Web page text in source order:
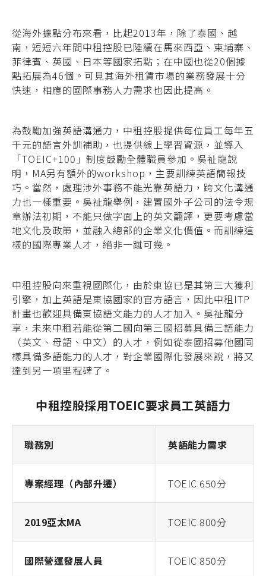
從海外據點分布來看，比起2013年，除了泰國、越
南，短短六年間中租控股已陸續在馬來西亞、柬埔寨、
菲律賓、英國、日本等國家拓點；在中國也從20個據
點拓展為46個。可見其海外租賃市場的業務發展十分
快速，相應的國際事務人力需求也因此提高。
為鼓勵加強英語溝通力，中租控股提供每位員工每年五
千元的語言外訓補助，也提供線上學習資源，並導入
「TOEIC+100」制度鼓勵全體職員參加。吳祉龍說
明，MA另有額外的workshop，主要訓練英語簡報技
巧。當然，處理涉外事務不能光靠英語力，跨文化溝通
力也一樣重要。吳祉龍舉例，建置國外子公司的法令規
章辦法初期，不能只做字面上的英文翻譯，更要考慮當
地文化及政策，並融入總部的企業文化價值。而訓練這
樣的國際專業人才，絕非一蹴可幾。
中租控股向來重視國際化，由於東協已是其第三大獲利
引擎，加上英語是東協國家的官方語言，因此中租ITP
計畫也歡迎具備東協語文能力的人才加入。吳祉龍分
享，未來中租若能從第二國向第三國招募具備三語能力
（英文、母語、中文）的人才，例如從泰國招募他國同
樣具備多語能力的人才，對企業國際化發展來說，將又
達到另一項里程碑了。
中租控股採用TOEIC要求員工英語力
職務別 英語能力需求
專案經理（內部升遷） TOEIC 650分
2019亞太MA TOEIC 800分
國際營運發展人員 TOEIC 850分